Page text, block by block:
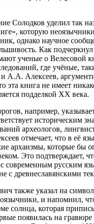
Солодков уделил так
которую
однако научное
Как
ученые о Велесовой
где учёные,
А.А. Алексеев,
эта книга не имеет
подделкой XX века.
например,
историческим
археологов,
отмечает, что в её
архаизмы, которые бы
Это подтверждает,
современным русским
с древнеславянскими
также указал на
и напомнил,
солнца, которая
появилась на гравюре